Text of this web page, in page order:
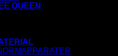
QUEEN